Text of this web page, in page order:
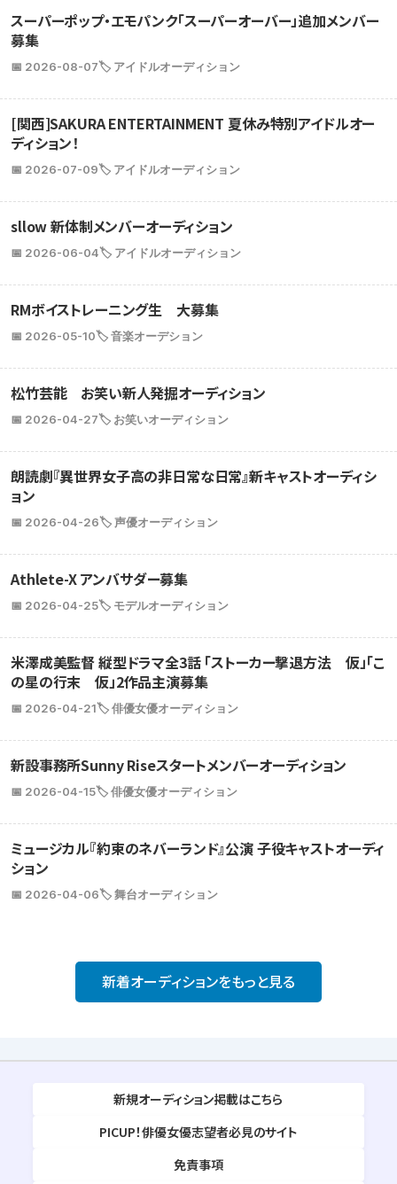
スーパーポップ・エモパンク「スーパーオーバー」追加メンバー
募集
📅 2026-08-07🏷️ アイドルオーディション
[関西]SAKURA ENTERTAINMENT 夏休み特別アイドルオー
ディション！
📅 2026-07-09🏷️ アイドルオーディション
sllow 新体制メンバーオーディション
📅 2026-06-04🏷️ アイドルオーディション
RMボイストレーニング生 大募集
📅 2026-05-10🏷️ 音楽オーデション
松竹芸能 お笑い新人発掘オーディション
📅 2026-04-27🏷️ お笑いオーディション
朗読劇『異世界女子高の非日常な日常』新キャストオーディシ
ョン
📅 2026-04-26🏷️ 声優オーディション
Athlete-X アンバサダー募集
📅 2026-04-25🏷️ モデルオーディション
米澤成美監督 縦型ドラマ全3話 「ストーカー撃退方法 仮」「こ
の星の行末 仮」2作品主演募集
📅 2026-04-21🏷️ 俳優女優オーディション
新設事務所Sunny Riseスタートメンバーオーディション
📅 2026-04-15🏷️ 俳優女優オーディション
ミュージカル『約束のネバーランド』公演 子役キャストオーディ
ション
📅 2026-04-06🏷️ 舞台オーディション
新着オーディションをもっと見る
新規オーディション掲載はこちら
PICUP！俳優女優志望者必見のサイト
免責事項